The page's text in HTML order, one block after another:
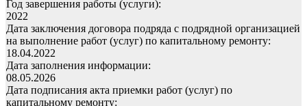
Год завершения работы (услуги):
2022
Дата заключения договора подряда с подрядной организацией
на выполнение работ (услуг) по капитальному ремонту:
18.04.2022
Дата заполнения информации:
08.05.2026
Дата подписания акта приемки работ (услуг) по
капитальному ремонту: